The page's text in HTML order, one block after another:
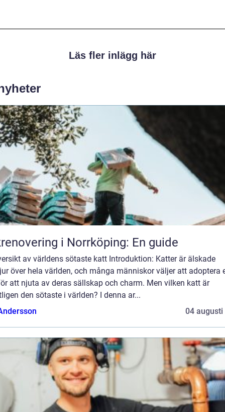
Läs fler inlägg här
i Norrköping: En guide
av världens sötaste katt Introduktion: Katter är älskade
över hela världen, och många människor väljer att adoptera
att njuta av deras sällskap och charm. Men vilken katt är
den sötaste i världen? I denna ar...
04 augusti